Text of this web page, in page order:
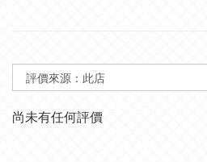
尚未有任何評價